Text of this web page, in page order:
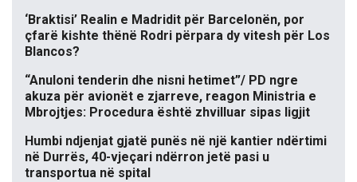
‘Braktisi’ Realin e Madridit për Barcelonën, por
çfarë kishte thënë Rodri përpara dy vitesh për Los
Blancos?
“Anuloni tenderin dhe nisni hetimet”/ PD ngre
akuza për avionët e zjarreve, reagon Ministria e
Mbrojtjes: Procedura është zhvilluar sipas ligjit
Humbi ndjenjat gjatë punës në një kantier ndërtimi
në Durrës, 40-vjeçari ndërron jetë pasi u
transportua në spital